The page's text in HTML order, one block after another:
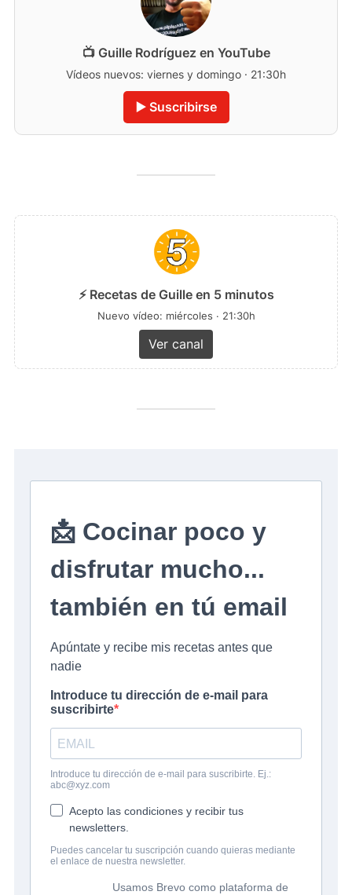
📺 Guille Rodríguez en YouTube
Vídeos nuevos: viernes y domingo · 21:30h
▶️ Suscribirse
⚡ Recetas de Guille en 5 minutos
Nuevo vídeo: miércoles · 21:30h
Ver canal